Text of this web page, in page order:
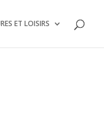
ET LOISIRS